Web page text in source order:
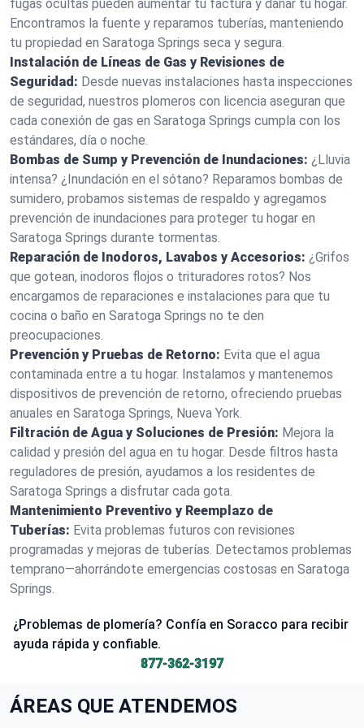
fugas ocultas pueden aumentar tu factura y dañar tu hogar.
Encontramos la fuente y reparamos tuberías, manteniendo
tu propiedad en Saratoga Springs seca y segura.
Instalación de Líneas de Gas y Revisiones de
Seguridad: Desde nuevas instalaciones hasta inspecciones
de seguridad, nuestros plomeros con licencia aseguran que
cada conexión de gas en Saratoga Springs cumpla con los
estándares, día o noche.
Bombas de Sump y Prevención de Inundaciones: ¿Lluvia
intensa? ¿Inundación en el sótano? Reparamos bombas de
sumidero, probamos sistemas de respaldo y agregamos
prevención de inundaciones para proteger tu hogar en
Saratoga Springs durante tormentas.
Reparación de Inodoros, Lavabos y Accesorios: ¿Grifos
que gotean, inodoros flojos o trituradores rotos? Nos
encargamos de reparaciones e instalaciones para que tu
cocina o baño en Saratoga Springs no te den
preocupaciones.
Prevención y Pruebas de Retorno: Evita que el agua
contaminada entre a tu hogar. Instalamos y mantenemos
dispositivos de prevención de retorno, ofreciendo pruebas
anuales en Saratoga Springs, Nueva York.
Filtración de Agua y Soluciones de Presión: Mejora la
calidad y presión del agua en tu hogar. Desde filtros hasta
reguladores de presión, ayudamos a los residentes de
Saratoga Springs a disfrutar cada gota.
Mantenimiento Preventivo y Reemplazo de
Tuberías: Evita problemas futuros con revisiones
programadas y mejoras de tuberías. Detectamos problemas
temprano—ahorrándote emergencias costosas en Saratoga
Springs.
¿Problemas de plomería? Confía en Soracco para recibir
ayuda rápida y confiable.
877-362-3197
ÁREAS QUE ATENDEMOS